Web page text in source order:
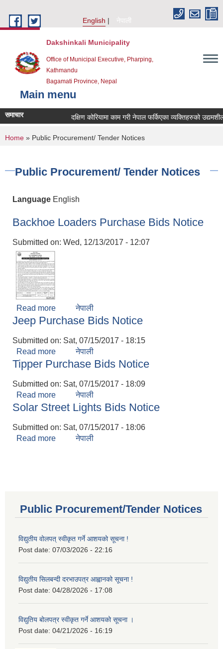
English
नेपाली
Dakshinkali Municipality
Office of Municipal Executive, Pharping,
Kathmandu
Bagamati Province, Nepal
Main menu
समाचार दक्षिण कोरियामा काम गरी नेपाल फर्किएका व्यक्तिहरुको
You are here
Home » Public Procurement/ Tender Notices
Public Procurement/ Tender Notices
Language English
Backhoe Loaders Purchase Bids Notice
Submitted on: Wed, 12/13/2017 - 12:07
Read more about Backhoe Loaders Purchase Bids Notice
नेपाली
Jeep Purchase Bids Notice
Submitted on: Sat, 07/15/2017 - 18:15
Read more about Jeep Purchase Bids Notice
नेपाली
Tipper Purchase Bids Notice
Submitted on: Sat, 07/15/2017 - 18:09
Read more about Tipper Purchase Bids Notice
नेपाली
Solar Street Lights Bids Notice
Submitted on: Sat, 07/15/2017 - 18:06
Read more about Solar Street Lights Bids Notice
नेपाली
Public Procurement/Tender Notices
विद्युतीय वोलपत् स्वीकृत गर्ने आशयको सूचना !
Post date: 07/03/2026 - 22:16
विद्युतीय सिलबन्दी दरभाउपत्र आह्वानको सूचना !
Post date: 04/28/2026 - 17:08
विद्युतिय बोलपत्र स्वीकृत गर्ने आशयको सूचना ।
Post date: 04/21/2026 - 16:19